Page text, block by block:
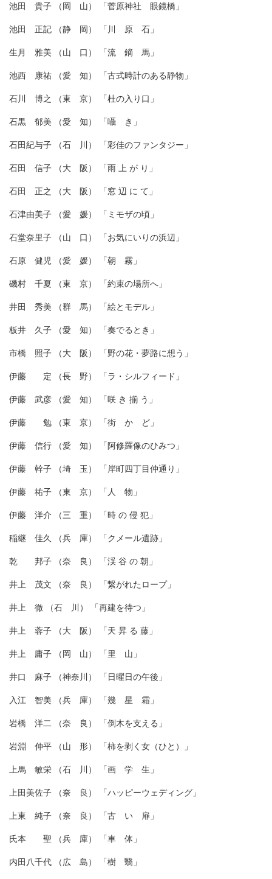
池田 貴子 （岡 山） 「菅原神社 眼鏡橋」
池田 正記 （静 岡） 「川 原 石」
生月 雅美 （山 口） 「流 鏑 馬」
池西 康祐 （愛 知） 「古式時計のある静物」
石川 博之 （東 京） 「杜の入り口」
石黒 郁美 （愛 知） 「囁 き」
石田紀与子 （石 川） 「彩佳のファンタジー」
石田 信子 （大 阪） 「雨 上 が り」
石田 正之 （大 阪） 「窓 辺 に て」
石津由美子 （愛 媛） 「ミモザの頃」
石堂奈里子 （山 口） 「お気にいりの浜辺」
石原 健児 （愛 媛） 「朝 霧」
磯村 千夏 （東 京） 「約束の場所へ」
井田 秀美 （群 馬） 「絵とモデル」
板井 久子 （愛 知） 「奏でるとき」
市橋 照子 （大 阪） 「野の花・夢路に想う」
伊藤 定 （長 野） 「ラ・シルフィード」
伊藤 武彦 （愛 知） 「咲 き 揃 う」
伊藤 勉 （東 京） 「街 か ど」
伊藤 信行 （愛 知） 「阿修羅像のひみつ」
伊藤 幹子 （埼 玉） 「岸町四丁目仲通り」
伊藤 祐子 （東 京） 「人 物」
伊藤 洋介 （三 重） 「時 の 侵 犯」
稲継 佳久 （兵 庫） 「クメール遺跡」
乾 邦子 （奈 良） 「渓 谷 の 朝」
井上 茂文 （奈 良） 「繋がれたロープ」
井上 徹 （石 川） 「再建を待つ」
井上 蓉子 （大 阪） 「天 昇 る 藤」
井上 庸子 （岡 山） 「里 山」
井口 麻子 （神奈川） 「日曜日の午後」
入江 智美 （兵 庫） 「幾 星 霜」
岩橋 洋二 （奈 良） 「倒木を支える」
岩淵 伸平 （山 形） 「柿を剥く女（ひと）」
上馬 敏栄 （石 川） 「画 学 生」
上田美佐子 （奈 良） 「ハッピーウェディング」
上東 純子 （奈 良） 「古 い 扉」
氏本 聖 （兵 庫） 「車 体」
内田八千代 （広 島） 「樹 翳」